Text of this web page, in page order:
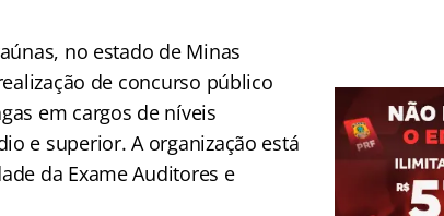
no estado de Minas
de concurso público
em cargos de níveis
e superior. A organização está
da Exame Auditores e